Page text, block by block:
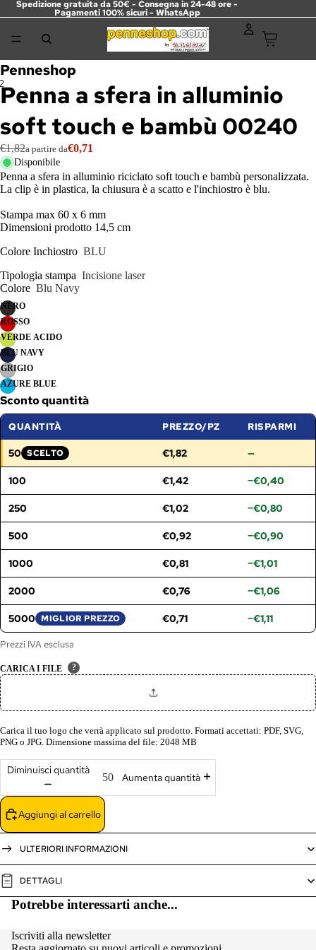
Spedizione gratuita da 50€ - Consegna in 24-48 ore -
Pagamenti 100% sicuri - WhatsApp
Penneshop
Penna a sfera in alluminio
soft touch e bambù 00240
€1,82a partire da€0,71
Disponibile
Penna a sfera in alluminio riciclato soft touch e bambù personalizzata.
La clip è in plastica, la chiusura è a scatto e l'inchiostro è blu.
Stampa max 60 x 6 mm
Dimensioni prodotto 14,5 cm
Colore Blu Navy
NERO
ROSSO
VERDE ACIDO
BLU NAVY
GRIGIO
AZURE BLUE
Tipologia stampa Incisione laser
Colore Inchiostro BLU
Sconto quantità
QUANTITÀ PREZZO/PZ RISPARMI
50 FASCIA SELEZIONATA:
SCELTO €1,82 —
100 €1,42 −€0,40
250 €1,02 −€0,80
500 €0,92 −€0,90
1000 €0,81 −€1,01
2000 €0,76 −€1,06
5000 MIGLIOR PREZZO €0,71 −€1,11
Prezzi IVA esclusa
CARICA I FILE ?
Carica il tuo logo che verrà applicato sul prodotto. Formati accettati: PDF, SVG,
PNG o JPG. Dimensione massima del file: 2048 MB
Diminuisci quantità
Aumenta quantità
Aggiungi al carrello
ULTERIORI INFORMAZIONI
DETTAGLI
Potrebbe interessarti anche...
Iscriviti alla newsletter